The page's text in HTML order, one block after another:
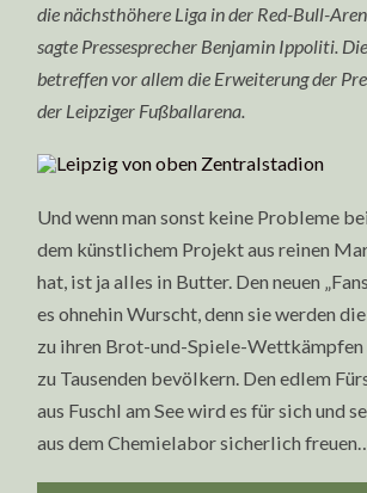
die nächsthöhere Liga in der Red-Bull-
sagte Pressesprecher Benjamin Ippoliti.
betreffen vor allem die Erweiterung der
der Leipziger Fußballarena.
Und wenn man sonst keine Probleme
dem künstlichem Projekt aus reinen
hat, ist ja alles in Butter. Den neuen
es ohnehin Wurscht, denn sie werden
zu ihren Brot-und-Spiele-Wettkämpfen
zu Tausenden bevölkern. Den edlem
aus Fuschl am See wird es für sich und
aus dem Chemielabor sicherlich